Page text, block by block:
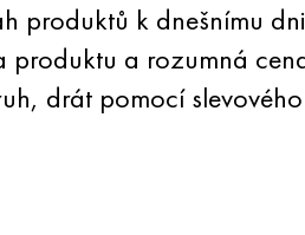
produktů k dnešnímu
produktu a rozumná
drát pomocí